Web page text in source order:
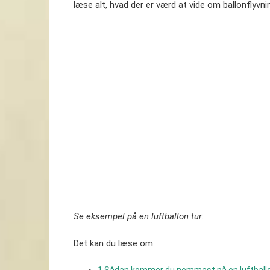
læse alt, hvad der er værd at vide om
Se eksempel på en luftballon tur.
Det kan du læse om